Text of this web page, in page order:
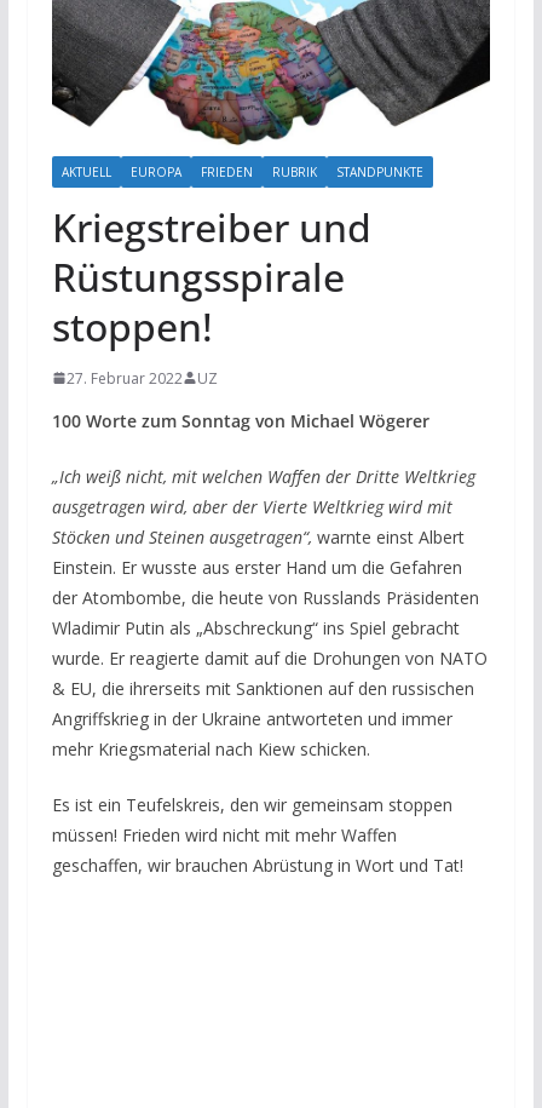
AKTUELL EUROPA FRIEDEN RUBRIK STANDPUNKTE
Kriegstreiber und
Rüstungsspirale
stoppen!
27. Februar 2022 UZ
100 Worte zum Sonntag von Michael Wögerer
„Ich weiß nicht, mit welchen Waffen der Dritte Weltkrieg
ausgetragen wird, aber der Vierte Weltkrieg wird mit
Stöcken und Steinen ausgetragen“, warnte einst Albert
Einstein. Er wusste aus erster Hand um die Gefahren
der Atombombe, die heute von Russlands Präsidenten
Wladimir Putin als „Abschreckung“ ins Spiel gebracht
wurde. Er reagierte damit auf die Drohungen von NATO
& EU, die ihrerseits mit Sanktionen auf den russischen
Angriffskrieg in der Ukraine antworteten und immer
mehr Kriegsmaterial nach Kiew schicken.
Es ist ein Teufelskreis, den wir gemeinsam stoppen
müssen! Frieden wird nicht mit mehr Waffen
geschaffen, wir brauchen Abrüstung in Wort und Tat!